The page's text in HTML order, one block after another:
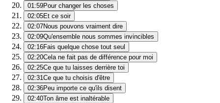
01:59Pour changer les choses
02:05Et ce soir
02:07Nous pouvons vraiment dire
02:09Qu'ensemble nous sommes invincibles
02:16Fais quelque chose tout seul
02:20Cela ne fait pas de différence pour moi
02:25Ce que tu laisses derrière toi
02:31Ce que tu choisis d'être
02:36Peu importe ce qu'ils disent
02:40Ton âme est inaltérable